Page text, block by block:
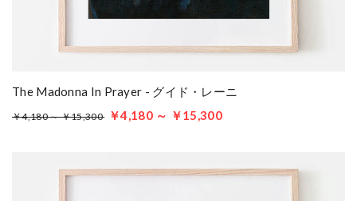
The Madonna In Prayer - グイド・レーニ
￥4,180 ～ ￥15,300 ￥4,180 ～ ￥15,300